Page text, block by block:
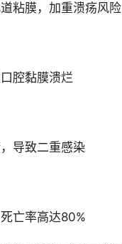
粘膜，加重溃疡风险
腔黏膜溃烂
导致二重感染
亡率高达80%